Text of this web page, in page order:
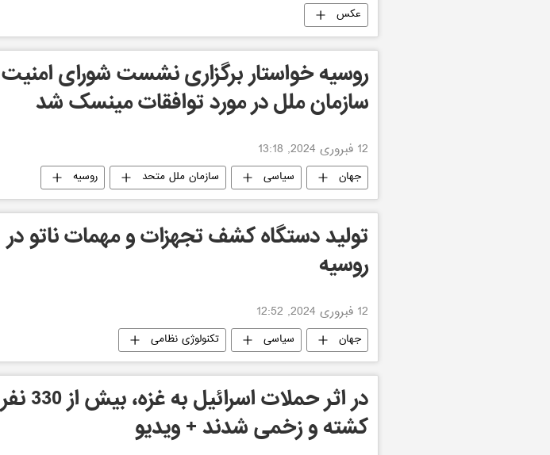
عکس
روسیه خواستار برگزاری نشست شورای امنیت
سازمان ملل در مورد توافقات مینسک شد
12 فبروری 2024, 13:18
جهان سیاسی سازمان ملل متحد روسیه
تولید دستگاه کشف تجهزات و مهمات ناتو در
روسیه
12 فبروری 2024, 12:52
جهان سیاسی تکنولوژی نظامی
در اثر حملات اسرائیل به غزه، بیش از 330 نفر
کشته و زخمی شدند + ویدیو